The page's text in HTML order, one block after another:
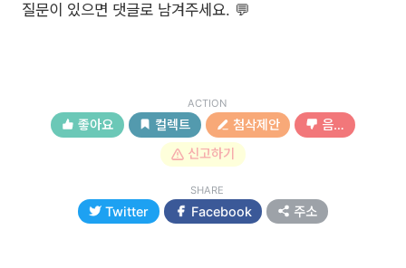
질문이 있으면 댓글로 남겨주세요. 💬
ACTION
좋아요 컬렉트 첨삭제안
음…
신고하기
SHARE
Twitter Facebook 주소